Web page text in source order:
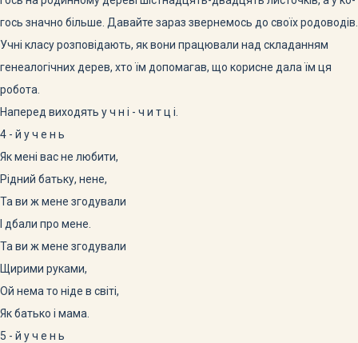
гось значно більше. Давайте зараз звернемось до своїх родоводів.
Учні класу розповідають, як вони працювали над складанням
генеалогічних дерев, хто їм допомагав, що корисне дала їм ця
робота.
Наперед виходять у ч н і - ч и т ц і.
4 - й у ч е н ь
Як мені вас не любити,
Рідний батьку, нене,
Та ви ж мене згодували
І дбали про мене.
Та ви ж мене згодували
Щирими руками,
Ой нема то ніде в світі,
Як батько і мама.
5 - й у ч е н ь